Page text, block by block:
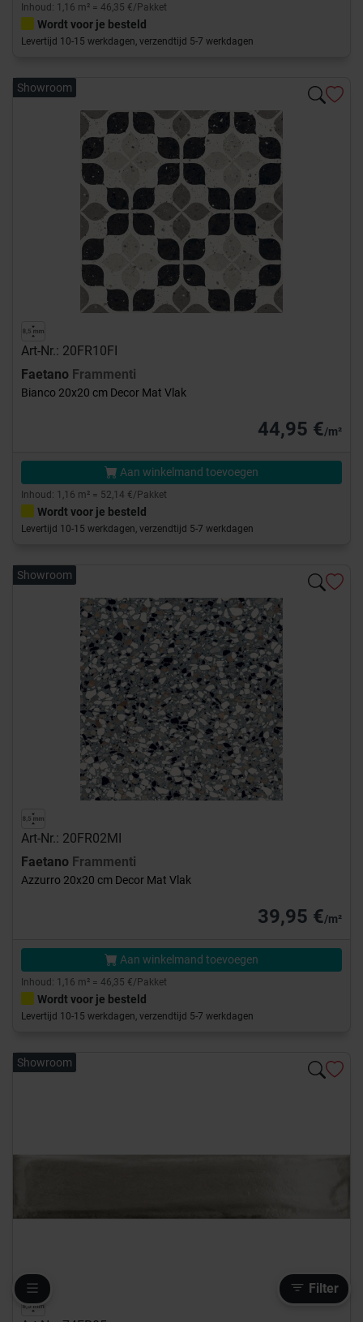
Filter
Inhoud: 1,16 m² = 46,35 €/Pakket
Wordt voor je besteld
Levertijd 10-15 werkdagen, verzendtijd 5-7 werkdagen
Showroom
Art-Nr.: 20FR10FI
Faetano Frammenti
Bianco 20x20 cm Decor Mat Vlak
44,95 €/m²
Aan winkelmand toevoegen
Inhoud: 1,16 m² = 52,14 €/Pakket
Wordt voor je besteld
Levertijd 10-15 werkdagen, verzendtijd 5-7 werkdagen
Showroom
Art-Nr.: 20FR02MI
Faetano Frammenti
Azzurro 20x20 cm Decor Mat Vlak
39,95 €/m²
Aan winkelmand toevoegen
Inhoud: 1,16 m² = 46,35 €/Pakket
Wordt voor je besteld
Levertijd 10-15 werkdagen, verzendtijd 5-7 werkdagen
Showroom